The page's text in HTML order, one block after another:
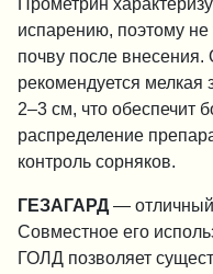
испарению, поэтому не
почву после
рекомендуется мелкая
2–3 см, что обеспечит
распределение
контроль сорняков.
ГЕЗАГАРД — отличный
Совместное его
ГОЛД позволяет